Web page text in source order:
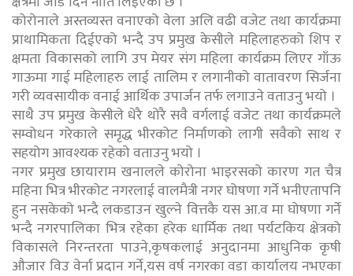
कोरोनाले अस्तव्यस्त वनाएको वेला अलि वढी वजेट तथा कार्यक्रमा
प्राथामिकता दिईएको भन्दै उप प्रमुख केसीले महिलाहरुको शिप र
क्षमता विकासको लागि उप मेयर संग महिला कार्यक्रम लिएर गाँऊ
गाऊमा गाई महिलाहरु लाई तालिम र लगानीको वातावरण सिर्जना
गरी व्यवसायीक वनाई आर्थिक उपार्जन तर्फ लगाउने वताउनु भयो ।
साथै उप प्रमुख केसीले धेरै थोरै सवै वर्गलाई वजेट तथा कार्यक्रमले
सम्वोधन गरेकाले समृद्ध भीरकोट निर्माणको लागी सवैको साथ र
सहयोग आवश्यक रहेको वताउनु भयो ।
नगर प्रमुख छायाराम खनालले कोरोना भाइरसको कारण गत चैत्र
महिना भित्र भीरकोट नगरलाई वालमैत्री नगर घोषणा गर्ने भनीएतापनि
हुन नसकेको भन्दै लकडाउन खुल्ने वित्तकै यस आ.व मा घोषणा गर्ने
भन्दै नगरपालिका भित्र रहेका हरेक धार्मिक तथा पर्यटकिय क्षेत्रको
विकासले निरन्तरता पाउने,कृषकलाई अनुदानमा आधुनिक कृषी
औजार विउ वेर्ना प्रदान गर्ने,यस वर्ष नगरका वडा कार्यालय नभएका